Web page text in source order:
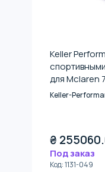
Keller
для Mclaren
Keller-
₴
Под заказ
Код:1131-049